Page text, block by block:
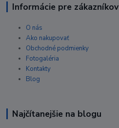
Informácie pre zákazníkov
O nás
Ako nakupovať
Obchodné podmienky
Fotogaléria
Kontakty
Blog
Najčítanejšie na blogu